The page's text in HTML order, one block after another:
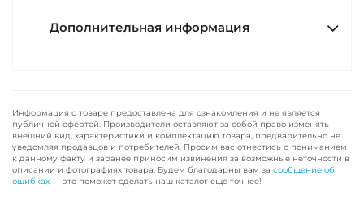
Дополнительная информация
Информация о товаре предоставлена для ознакомления и не является
публичной офертой. Производители оставляют за собой право изменять
внешний вид, характеристики и комплектацию товара, предварительно не
уведомляя продавцов и потребителей. Просим вас отнестись с пониманием
к данному факту и заранее приносим извинения за возможные неточности в
описании и фотографиях товара. Будем благодарны вам за сообщение об
ошибках — это поможет сделать наш каталог еще точнее!